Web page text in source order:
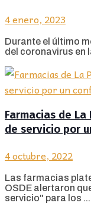
4 enero, 2023
Durante el último
del coronavirus en
Farmacias de
de servicio por
4 octubre, 2022
Las farmacias
OSDE alertaron
servicio" para los ...